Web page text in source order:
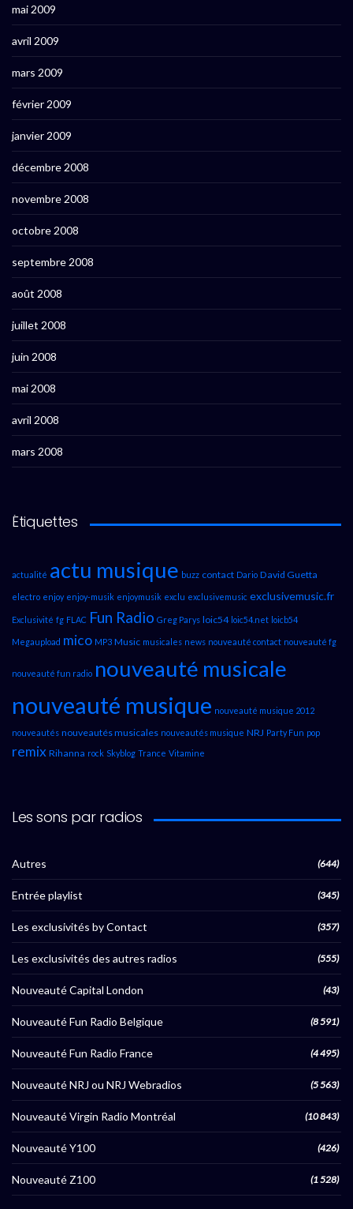
mai 2009
avril 2009
mars 2009
février 2009
janvier 2009
décembre 2008
novembre 2008
octobre 2008
septembre 2008
août 2008
juillet 2008
juin 2008
mai 2008
avril 2008
mars 2008
Étiquettes
actualité actu musique buzz contact Dario David Guetta
electro enjoy enjoy-musik enjoymusik exclu exclusivemusic exclusivemusic.fr
Exclusivité fg FLAC Fun Radio Greg Parys loic54 loic54.net loicb54
Megaupload mico MP3 Music musicales news nouveauté contact nouveauté fg
nouveauté fun radio nouveauté musicale
nouveauté musique nouveauté musique 2012
nouveautés nouveautés musicales nouveautés musique NRJ Party Fun pop
remix Rihanna rock Skyblog Trance Vitamine
Les sons par radios
Autres (644)
Entrée playlist (345)
Les exclusivités by Contact (357)
Les exclusivités des autres radios (555)
Nouveauté Capital London (43)
Nouveauté Fun Radio Belgique (8 591)
Nouveauté Fun Radio France (4 495)
Nouveauté NRJ ou NRJ Webradios (5 563)
Nouveauté Virgin Radio Montréal (10 843)
Nouveauté Y100 (426)
Nouveauté Z100 (1 528)